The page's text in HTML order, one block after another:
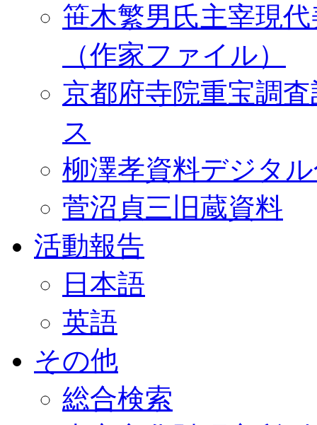
笹木繁男氏主宰現
（作家ファイル）
京都府寺院重宝調
ス
柳澤孝資料デジタ
菅沼貞三旧蔵資料
活動報告
日本語
英語
その他
総合検索